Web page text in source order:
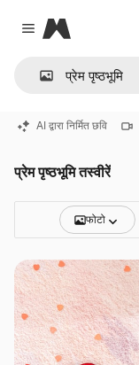
Close menu
Magnific
AI द्वारा निर्मित छवि
प्रेम पृष्ठभूमि तस्वीरें
फोटो